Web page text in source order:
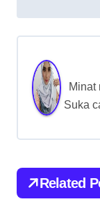
s
t
g
Minat
Suka
Related